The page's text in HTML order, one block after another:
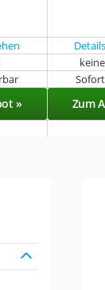
» Zum